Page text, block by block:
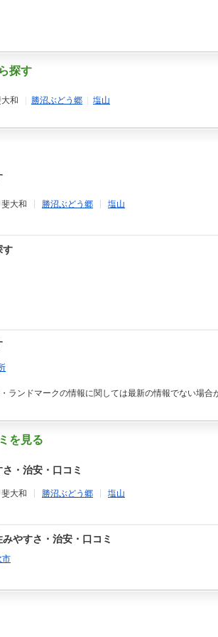
探す
和 勝沼ぶどう郷 塩山
大和 勝沼ぶどう郷 塩山
す
ランドマークの情報に関しては最新の情報でない場
を見る
・治安・口コミ
大和 勝沼ぶどう郷 塩山
やすさ・治安・口コミ
市